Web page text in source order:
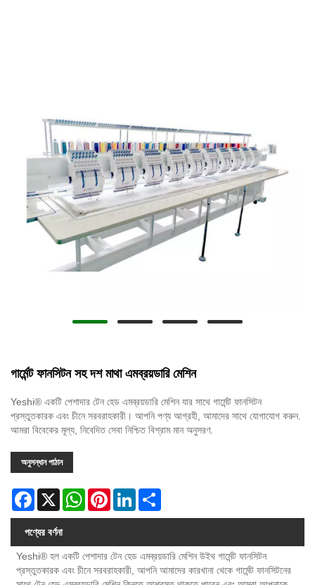
গার্মেন্ট ফানসিটন সহ দশ মাথা এমব্রয়ডারি মেশিন
Yeshi® একটি পেশাদার টেন হেড এমব্রয়ডারি মেশিন যার সাথে গার্মেন্ট ফানসিটন
প্রস্তুতকারক এবং চীনে সরবরাহকারী। আপনি পণ্য আগ্রহী, আমাদের সাথে যোগাযোগ করুন.
আমরা বিবেকের মূল্য, নিবেদিত সেবা নিশ্চিত বিশ্রাম মান অনুসরণ.
অনুসন্ধান পাঠান
Facebook
X WhatsAppPinterestLinkedIn
পণ্যের বর্ণনা
Yeshi® হল একটি পেশাদার টেন হেড এমব্রয়ডারি মেশিন উইথ গার্মেন্ট ফানসিটন
প্রস্তুতকারক এবং চীনে সরবরাহকারী, আপনি আমাদের কারখানা থেকে গার্মেন্ট ফানসিটনের